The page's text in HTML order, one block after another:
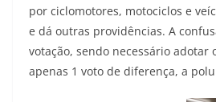
por ciclomotores, motociclos e
e dá outras providências. A
votação, sendo necessário adotar
apenas 1 voto de diferença, a